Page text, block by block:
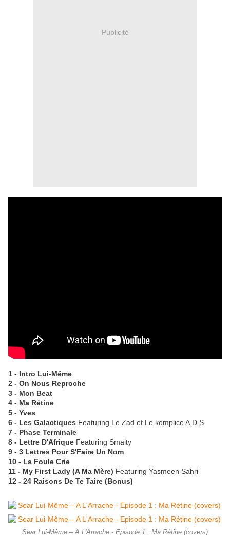
Publicité
1 - Intro Lui-Même
2 - On Nous Reproche
3 - Mon Beat
4 - Ma Rétine
5 - Yves
6 - Les Galactiques Featuring Le Zad et Le komplice A.D.S
7 - Phase Terminale
8 - Lettre D'Afrique Featuring Smaity
9 - 3 Lettres Pour S'Faire Un Nom
10 - La Foule Crie
11 - My First Lady (A Ma Mère) Featuring Yasmeen Sahri
12 - 24 Raisons De Te Taire (Bonus)
Sear Lui-Même – A L'Arrache - Episode 1 : Ma Rétine (covers)